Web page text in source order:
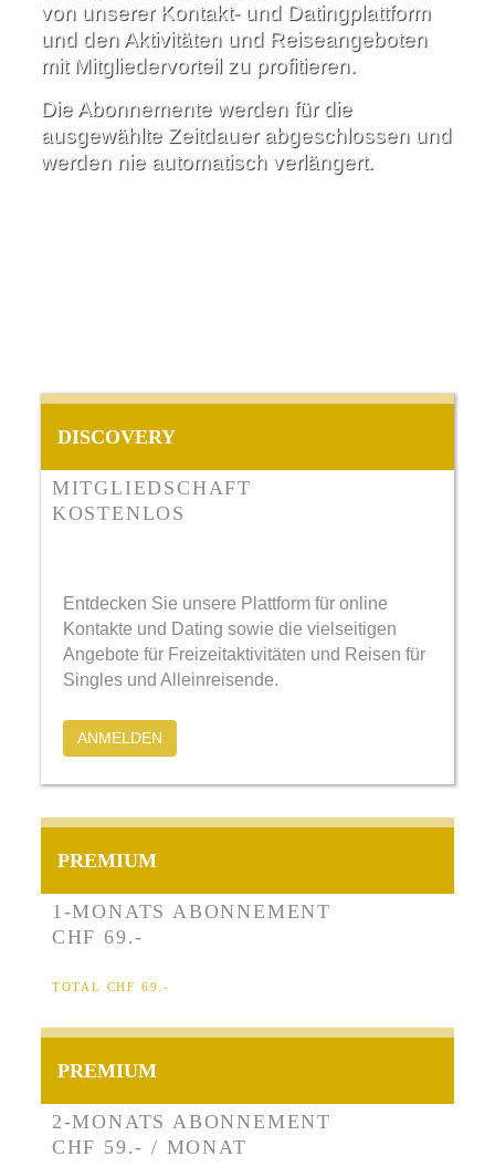
von unserer Kontakt- und Datingplattform
und den Aktivitäten und Reiseangeboten
mit Mitgliedervorteil zu profitieren.
Die Abonnemente werden für die
ausgewählte Zeitdauer abgeschlossen und
werden nie automatisch verlängert.
DISCOVERY
MITGLIEDSCHAFT
KOSTENLOS
Entdecken Sie unsere Plattform für online
Kontakte und Dating sowie die vielseitigen
Angebote für Freizeitaktivitäten und Reisen für
Singles und Alleinreisende.
ANMELDEN
PREMIUM
1-MONATS ABONNEMENT
CHF 69.-
TOTAL CHF 69.-
PREMIUM
2-MONATS ABONNEMENT
CHF 59.- / MONAT